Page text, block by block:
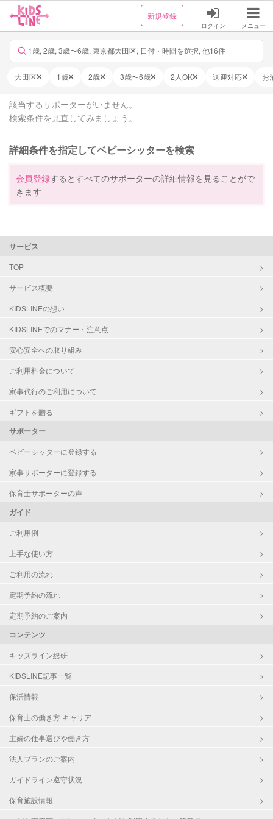
新規登録
ログイン メニュー
1歳, 2歳, 3歳〜6歳, 東京都大田区, 日付・時間を選択, 他16件
大田区 1歳 2歳 3歳〜6歳 2人OK 送迎対応 お
該当するサポーターがいません。
検索条件を見直してみましょう。
詳細条件を指定してベビーシッターを検索
会員登録するとすべてのサポーターの詳細情報を見ることがで
きます
サービス
TOP
サービス概要
KIDSLINEの想い
KIDSLINEでのマナー・注意点
安心安全への取り組み
ご利用料金について
家事代行のご利用について
ギフトを贈る
サポーター
ベビーシッターに登録する
家事サポーターに登録する
保育士サポーターの声
ガイド
ご利用例
上手な使い方
ご利用の流れ
定期予約の流れ
定期予約のご案内
コンテンツ
キッズライン総研
KIDSLINE記事一覧
保活情報
保育士の働き方 キャリア
主婦の仕事選びや働き方
法人プランのご案内
ガイドライン遵守状況
保育施設情報